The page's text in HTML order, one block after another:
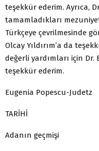
teşekkür ederim. Ayrıca,
tamamladıkları
Türkçeye çevrilmesinde
Olcay Yıldırım’a da
değerli yardımları için
teşekkür ederim.
Eugenia Popescu-Judetz
TARİHİ
Adanın geçmişi